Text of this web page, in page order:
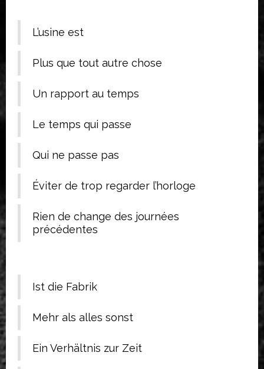
L’usine est
Plus que tout autre chose
Un rapport au temps
Le temps qui passe
Qui ne passe pas
Éviter de trop regarder l’horloge
Rien de change des journées
précédentes
Ist die Fabrik
Mehr als alles sonst
Ein Verhältnis zur Zeit